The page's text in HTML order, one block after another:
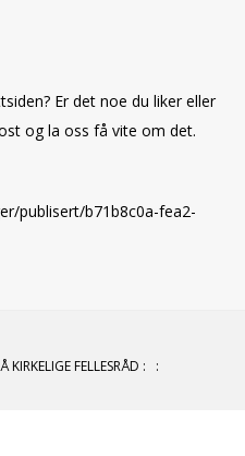
Er det noe du liker eller
og la oss få vite om det.
publisert/b71b8c0a-fea2-
KIRKELIGE FELLESRÅD : :